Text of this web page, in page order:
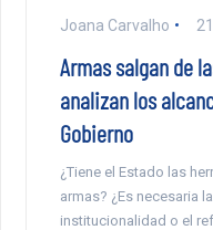
Joana Carvalho
Armas salgan de
analizan los
Gobierno
¿Tiene el Estado las
armas? ¿Es necesaria
institucionalidad o el